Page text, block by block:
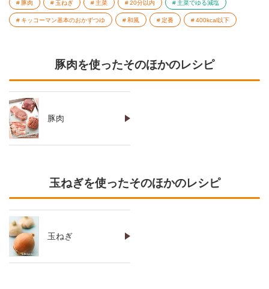
豚肉 玉ねぎ 主菜 20分以内 主菜でゆる減塩
キッコーマン基本のおかずつゆ 和風 定番 400kcal以下
豚肉を使ったそのほかのレシピ
豚肉
玉ねぎを使ったそのほかのレシピ
玉ねぎ